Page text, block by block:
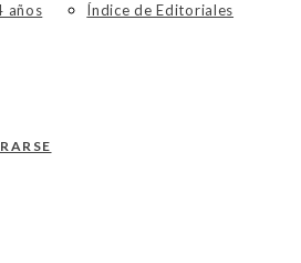
años
Índice de Editoriales